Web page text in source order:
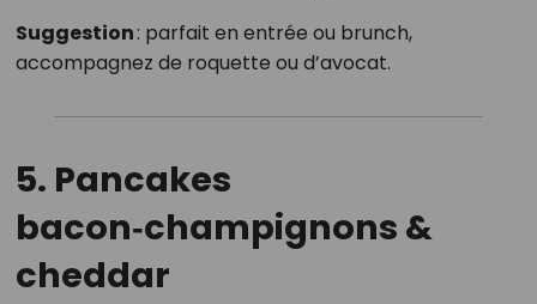
Suggestion: parfait en entrée ou brunch,
accompagnez de roquette ou d’avocat.
5. Pancakes
bacon‑champignons &
cheddar